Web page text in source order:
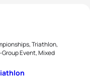
Triathlon,
Event, Mixed